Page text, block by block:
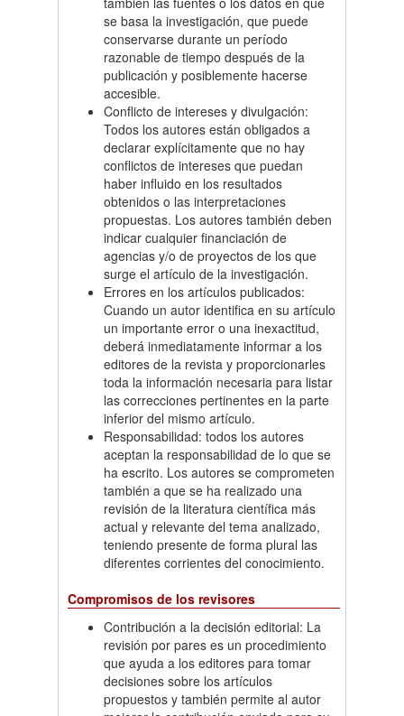
se basa la investigación, que puede
conservarse durante un período
razonable de tiempo después de la
publicación y posiblemente hacerse
accesible.
Conflicto de intereses y divulgación:
Todos los autores están obligados a
declarar explícitamente que no hay
conflictos de intereses que puedan
haber influido en los resultados
obtenidos o las interpretaciones
propuestas. Los autores también deben
indicar cualquier financiación de
agencias y/o de proyectos de los que
surge el artículo de la investigación.
Errores en los artículos publicados:
Cuando un autor identifica en su artículo
un importante error o una inexactitud,
deberá inmediatamente informar a los
editores de la revista y proporcionarles
toda la información necesaria para listar
las correcciones pertinentes en la parte
inferior del mismo artículo.
Responsabilidad: todos los autores
aceptan la responsabilidad de lo que se
ha escrito. Los autores se comprometen
también a que se ha realizado una
revisión de la literatura científica más
actual y relevante del tema analizado,
teniendo presente de forma plural las
diferentes corrientes del conocimiento.
Compromisos de los revisores
Contribución a la decisión editorial: La
revisión por pares es un procedimiento
que ayuda a los editores para tomar
decisiones sobre los artículos
propuestos y también permite al autor